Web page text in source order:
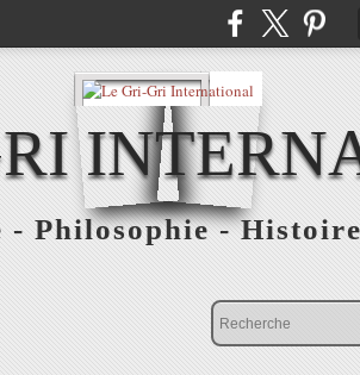
Philosophie -